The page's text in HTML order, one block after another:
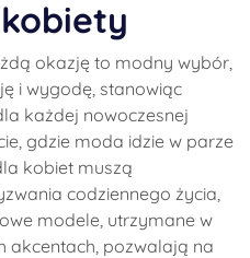
okazję to modny wybór,
i wygodę, stanowiąc
każdej nowoczesnej
gdzie moda idzie w parze
kobiet muszą
codziennego życia,
modele, utrzymane w
akcentach, pozwalają na